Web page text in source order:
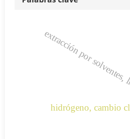
extracción por
hidrógeno, cambio